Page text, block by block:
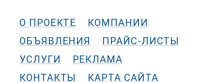
О ПРОЕКТЕ
КОМПАНИИ
ОБЪЯВЛЕНИЯ
ПРАЙС-ЛИСТЫ
УСЛУГИ
РЕКЛАМА
КОНТАКТЫ
КАРТА САЙТА